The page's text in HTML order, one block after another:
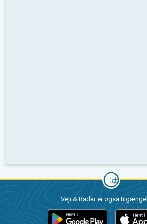
Vejr & Radar er også